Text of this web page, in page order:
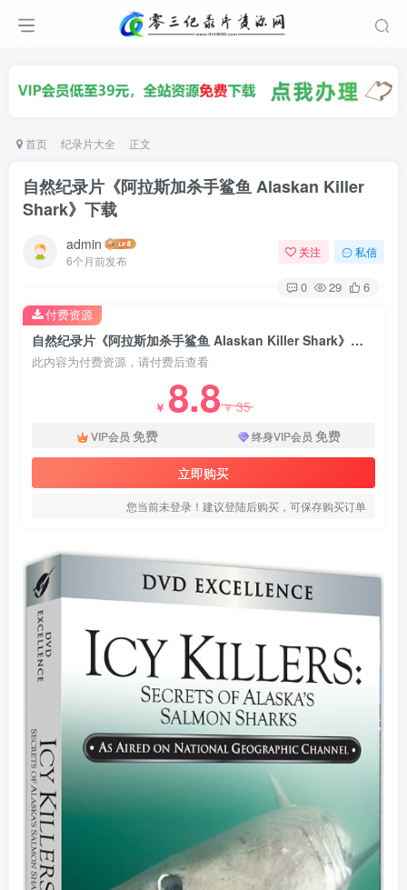
首页 纪录片大全 正文
自然纪录片《阿拉斯加杀手鲨鱼 Alaskan Killer
Shark》下载
admin
6个月前发布
关注 私信
0 29 6
自然纪录片《阿拉斯加杀手鲨鱼 Alaskan Killer Shark》下载
此内容为付费资源，请付费后查看
￥ 8.8￥35
VIP会员 免费 终身VIP会员 免费
立即购买
您当前未登录！建议登陆后购买，可保存购买订单
付费资源